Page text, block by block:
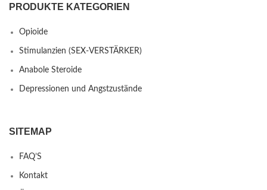
PRODUKTE KATEGORIEN
Opioide
Stimulanzien (SEX-VERSTÄRKER)
Anabole Steroide
Depressionen und Angstzustände
SITEMAP
FAQ’S
Kontakt